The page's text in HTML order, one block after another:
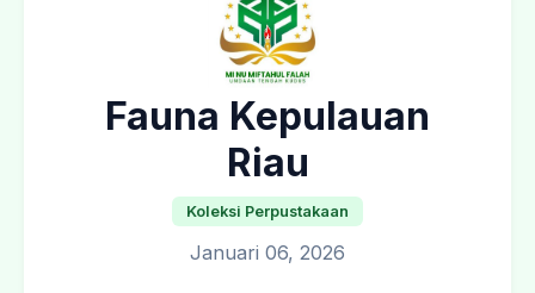
Fauna Kepulauan
Riau
Koleksi Perpustakaan
Januari 06, 2026